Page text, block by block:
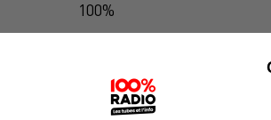
100%